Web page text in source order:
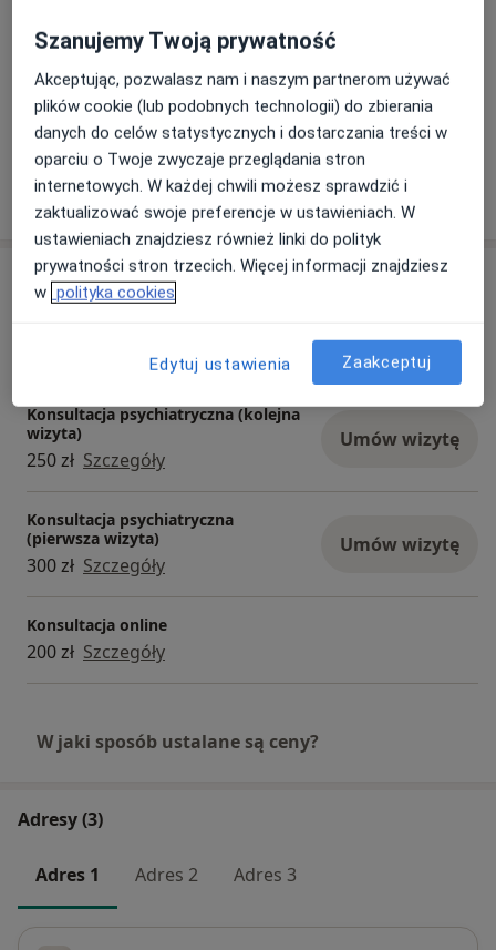
Usługi i ceny
Szczegóły Umów wizytę
Konsultacja psychiatryczna (kolejna
wizyta)
250 zł Szczegóły
Umów wizytę
Konsultacja psychiatryczna
(pierwsza wizyta)
300 zł Szczegóły
Umów wizytę
Konsultacja online
200 zł Szczegóły
W jaki sposób ustalane są ceny?
Adresy (3)
Adres 1 Adres 2 Adres 3
Szanujemy Twoją prywatność
Akceptując, pozwalasz nam i naszym partnerom używać
plików cookie (lub podobnych technologii) do zbierania
danych do celów statystycznych i dostarczania treści w
oparciu o Twoje zwyczaje przeglądania stron
internetowych. W każdej chwili możesz sprawdzić i
zaktualizować swoje preferencje w ustawieniach. W
ustawieniach znajdziesz również linki do polityk
prywatności stron trzecich. Więcej informacji znajdziesz
w polityka cookies
Edytuj ustawienia Zaakceptuj